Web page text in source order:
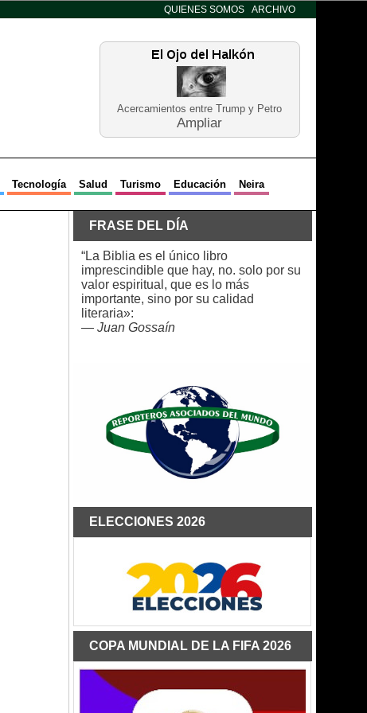
QUIENES SOMOS ARCHIVO
Acercamientos entre Trump y Petro
Ampliar
Tecnología Salud Turismo Educación Neira
FRASE DEL DÍA
“La Biblia es el único libro
imprescindible que hay, no. solo por su
valor espiritual, que es lo más
importante, sino por su calidad
literaria»:
— Juan Gossaín
ELECCIONES 2026
COPA MUNDIAL DE LA FIFA 2026